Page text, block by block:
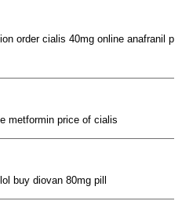
order cialis 40mg online anafranil p
metformin price of cialis
buy diovan 80mg pill